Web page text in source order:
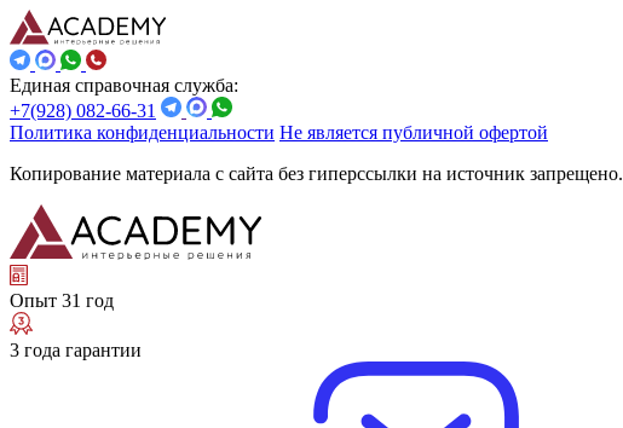
Единая справочная служба:
+7(928) 082-66-31
Политика конфиденциальности Не является публичной офертой
Копирование материала с сайта без гиперссылки на источник запрещено.
Опыт 31 год
3 года гарантии